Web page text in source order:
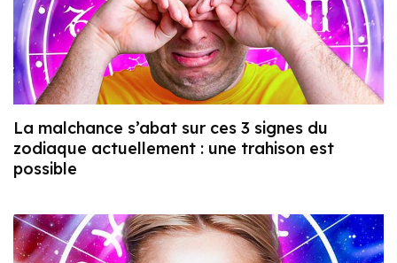
La malchance s’abat sur ces 3 signes du
zodiaque actuellement : une trahison est
possible